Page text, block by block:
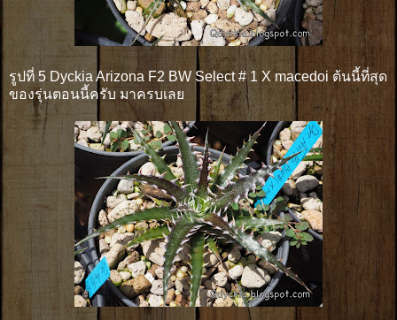
รูปที่ 5 Dyckia Arizona F2 BW Select # 1 X macedoi ต้นนี้ที่สุด
ของรุ่นตอนนี้ครับ มาครบเลย